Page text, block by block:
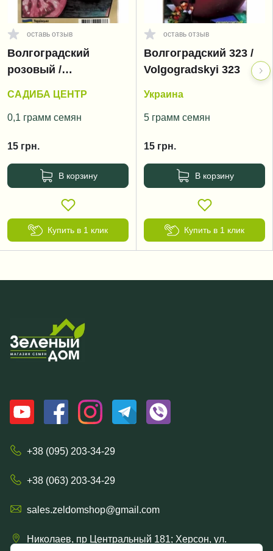
оставь отзыв
Волгоградский
розовый /
САДИБА ЦЕНТР
0,1 грамм семян
15 грн.
В корзину
Купить в 1 клик
оставь отзыв
Волгоградский 323 /
Volgogradskyi 323
Украина
5 грамм семян
15 грн.
В корзину
Купить в 1 клик
+38 (095) 203-34-29
+38 (063) 203-34-29
sales.zeldomshop@gmail.com
Николаев, пр Центральный 181; Херсон, ул.